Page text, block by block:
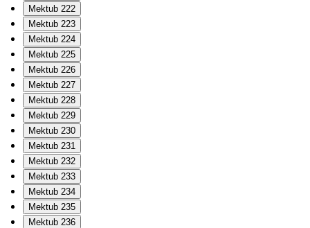
Mektub 222
Mektub 223
Mektub 224
Mektub 225
Mektub 226
Mektub 227
Mektub 228
Mektub 229
Mektub 230
Mektub 231
Mektub 232
Mektub 233
Mektub 234
Mektub 235
Mektub 236